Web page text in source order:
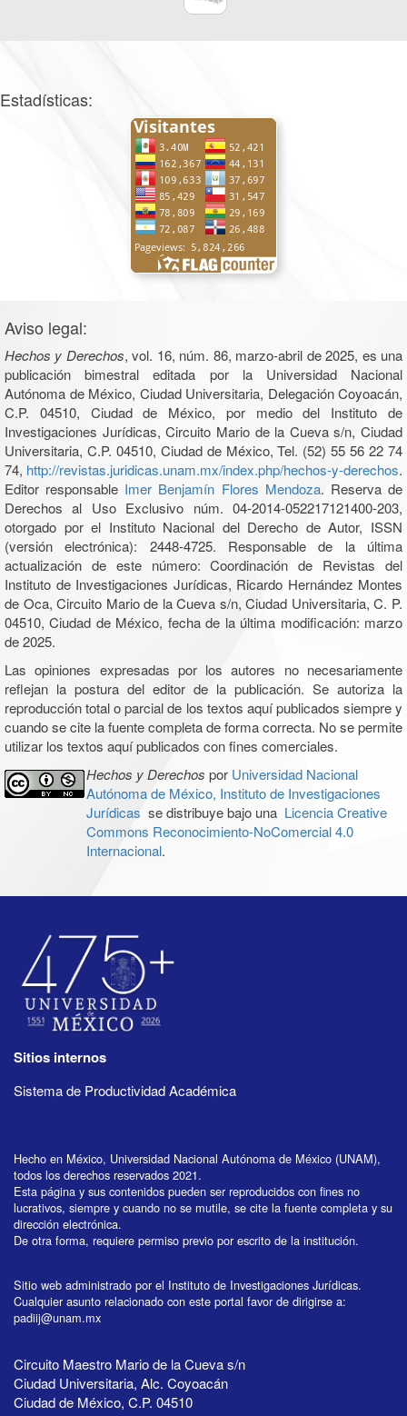
Estadísticas:
Aviso legal:
Hechos y Derechos, vol. 16, núm. 86, marzo-abril de 2025, es una
publicación bimestral editada por la Universidad Nacional
Autónoma de México, Ciudad Universitaria, Delegación Coyoacán,
C.P. 04510, Ciudad de México, por medio del Instituto de
Investigaciones Jurídicas, Circuito Mario de la Cueva s/n, Ciudad
Universitaria, C.P. 04510, Ciudad de México, Tel. (52) 55 56 22 74
74, http://revistas.juridicas.unam.mx/index.php/hechos-y-derechos.
Editor responsable Imer Benjamín Flores Mendoza. Reserva de
Derechos al Uso Exclusivo núm. 04-2014-052217121400-203,
otorgado por el Instituto Nacional del Derecho de Autor, ISSN
(versión electrónica): 2448-4725. Responsable de la última
actualización de este número: Coordinación de Revistas del
Instituto de Investigaciones Jurídicas, Ricardo Hernández Montes
de Oca, Circuito Mario de la Cueva s/n, Ciudad Universitaria, C. P.
04510, Ciudad de México, fecha de la última modificación: marzo
de 2025.
Las opiniones expresadas por los autores no necesariamente
reflejan la postura del editor de la publicación. Se autoriza la
reproducción total o parcial de los textos aquí publicados siempre y
cuando se cite la fuente completa de forma correcta. No se permite
utilizar los textos aquí publicados con fines comerciales.
Hechos y Derechos por Universidad Nacional
Autónoma de México, Instituto de Investigaciones
Jurídicas se distribuye bajo una Licencia Creative
Commons Reconocimiento-NoComercial 4.0
Internacional.
Sitios internos
Sistema de Productividad Académica
Hecho en México, Universidad Nacional Autónoma de México (UNAM),
todos los derechos reservados 2021.
Esta página y sus contenidos pueden ser reproducidos con fines no
lucrativos, siempre y cuando no se mutile, se cite la fuente completa y su
dirección electrónica.
De otra forma, requiere permiso previo por escrito de la institución.
Sitio web administrado por el Instituto de Investigaciones Jurídicas.
Cualquier asunto relacionado con este portal favor de dirigirse a:
padiij@unam.mx
Circuito Maestro Mario de la Cueva s/n
Ciudad Universitaria, Alc. Coyoacán
Ciudad de México, C.P. 04510